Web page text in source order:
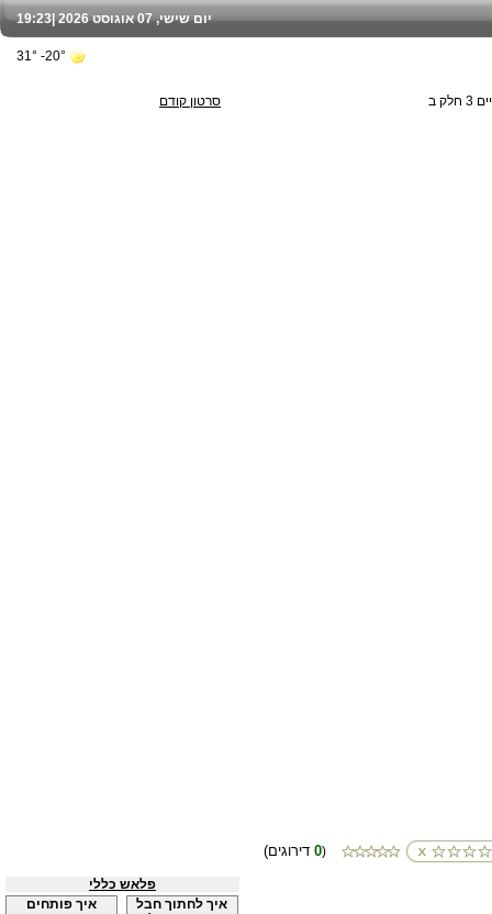
סרטון קודם ב
0)
פלאש כללי
איך פותחים
איך לחתוך חבל
19:23 יום שישי, 07 אוגוסט 2026 |
20°- 31°